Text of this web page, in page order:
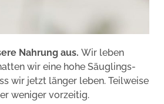
Nahrung aus. Wir leben
wir eine hohe Säuglings-
wir jetzt länger leben. Teilweise
weniger vorzeitig.